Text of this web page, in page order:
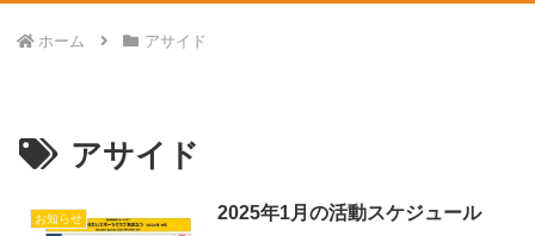
ホーム アサイド
アサイド
お知らせ 2025年1月の活動スケジュール